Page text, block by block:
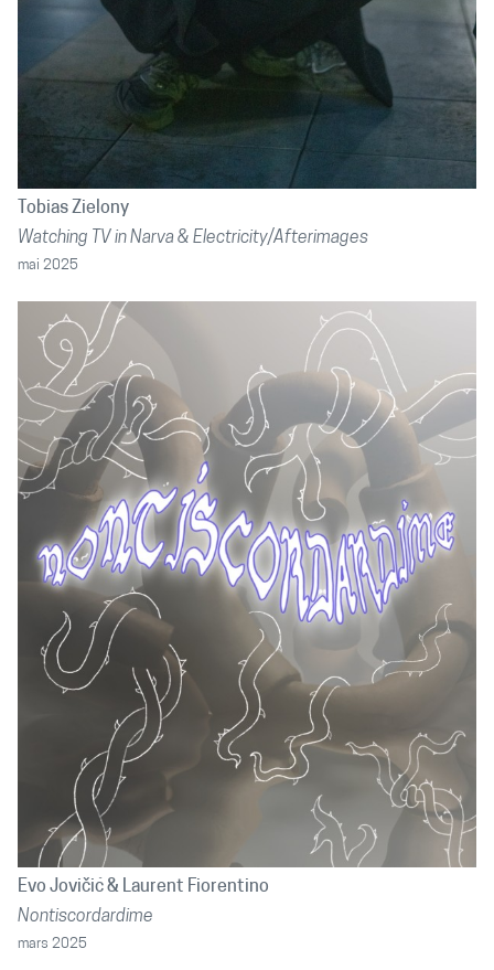
Tobias Zielony
Watching TV in Narva & Electricity/Afterimages
mai 2025
Evo Jovičić
Laurent Fiorentino
Nontiscordardime
mars 2025